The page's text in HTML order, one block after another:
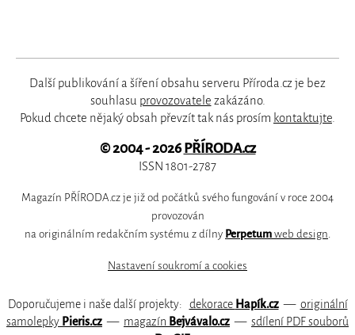
Další publikování a šíření obsahu serveru Příroda.cz je bez
souhlasu provozovatele zakázáno.
Pokud chcete nějaký obsah převzít tak nás prosím kontaktujte.
© 2004 - 2026PŘÍRODA.cz
ISSN 1801-2787
Magazín PŘÍRODA.cz je již od počátků svého fungování v roce 2004
provozován
na originálním redakčním systému z dílny Perpetum web design
Nastavení soukromí a cookies
Doporučujeme i naše další projekty: dekorace Hapík.cz— originální
samolepky Pieris.cz — magazín Bejvávalo.cz — sdílení PDF souborů